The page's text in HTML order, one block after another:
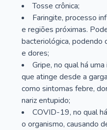
Tosse crônica;
Faringite, processo
e regiões próximas.
bacteriológica, podendo
e dores;
Gripe, no qual há
que atinge desde a
como sintomas febre,
nariz entupido;
COVID-19, no qual
o organismo, causando